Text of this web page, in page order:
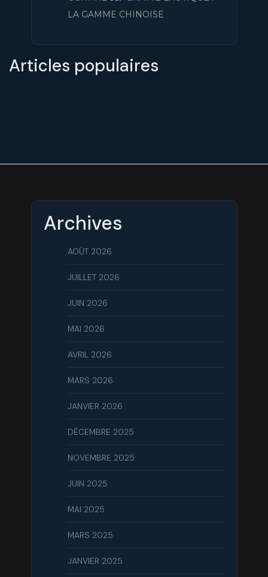
LA GAMME CHINOISE
Articles populaires
Archives
AOÛT 2026
JUILLET 2026
JUIN 2026
MAI 2026
AVRIL 2026
MARS 2026
JANVIER 2026
DÉCEMBRE 2025
NOVEMBRE 2025
JUIN 2025
MAI 2025
MARS 2025
JANVIER 2025